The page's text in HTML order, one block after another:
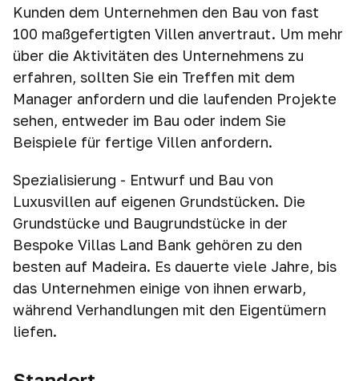
Kunden dem Unternehmen den Bau von fast
100 maßgefertigten Villen anvertraut. Um mehr
über die Aktivitäten des Unternehmens zu
erfahren, sollten Sie ein Treffen mit dem
Manager anfordern und die laufenden Projekte
sehen, entweder im Bau oder indem Sie
Beispiele für fertige Villen anfordern.
Spezialisierung - Entwurf und Bau von
Luxusvillen auf eigenen Grundstücken. Die
Grundstücke und Baugrundstücke in der
Bespoke Villas Land Bank gehören zu den
besten auf Madeira. Es dauerte viele Jahre, bis
das Unternehmen einige von ihnen erwarb,
während Verhandlungen mit den Eigentümern
liefen.